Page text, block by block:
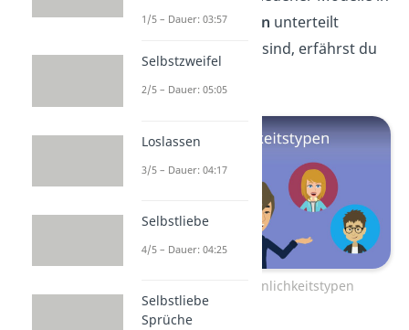
Persönlichkeitstypen unterteilt
werden. Welche das sind, erfährst du
Zum Video: Persönlichkeitstypen
1/5 – Dauer: 03:57
Selbstzweifel
2/5 – Dauer: 05:05
Loslassen
3/5 – Dauer: 04:17
Selbstliebe
4/5 – Dauer: 04:25
Selbstliebe
Sprüche